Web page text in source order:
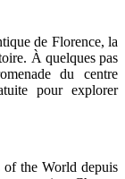
de Florence, la
À quelques pas
du centre
pour explorer
the World depuis